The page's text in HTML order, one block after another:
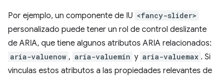
Por ejemplo, un componente de IU <fancy-slider>
personalizado puede tener un rol de control deslizante
de ARIA, que tiene algunos atributos ARIA relacionados:
aria-valuenow , aria-valuemin y aria-valuemax . Si
vinculas estos atributos a las propiedades relevantes de